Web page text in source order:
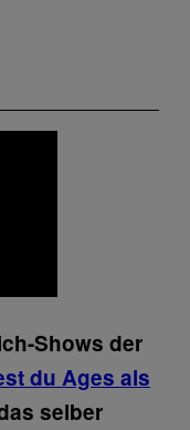
Shows der
du Ages als
selber